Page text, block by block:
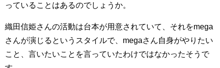
っていることはあるのでしょうか。
織田信姫さんの活動は台本が用意されていて、それをmega
さんが演じるというスタイルで、megaさん自身がやりたい
こと、言いたいことを言っていたわけではなかったそうで